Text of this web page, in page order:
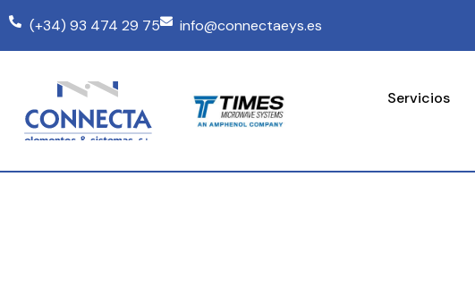
(+34) 93 474 29 75 info@connectaeys.es
Servicios